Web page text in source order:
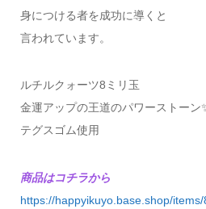
身につける者を成功に導くと
言われています。
ルチルクォーツ8ミリ玉
金運アップの王道のパワーストーン
テグスゴム使用
商品はコチラから
https://happyikuyo.base.shop/